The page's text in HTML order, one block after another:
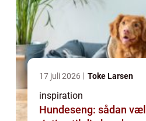
17 juli 2026 Toke Larsen
inspiration
Hundeseng: sådan